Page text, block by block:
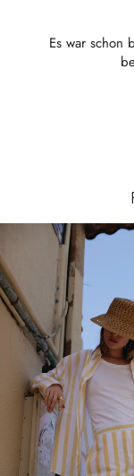
Es war schon